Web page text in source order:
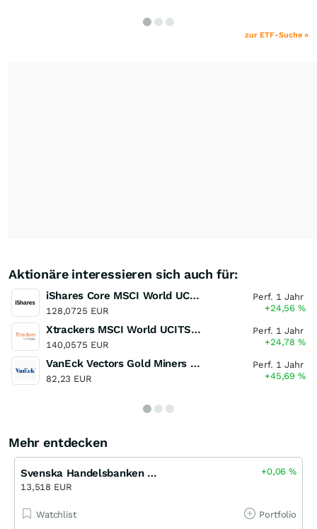
zur ETF-Suche »
Aktionäre interessieren sich auch für:
iShares Core MSCI World UCITS ETF
128,0725 EUR
Perf. 1 Jahr
+24,56%
Xtrackers MSCI World UCITS ETF
140,0575 EUR
Perf. 1 Jahr
+24,78%
VanEck Vectors Gold Miners UCITS ETF
82,23 EUR
Perf. 1 Jahr
+45,69%
Mehr entdecken
Svenska Handelsbanken Registered (A)
13,518 EUR
+0,06%
Watchlist Portfolio